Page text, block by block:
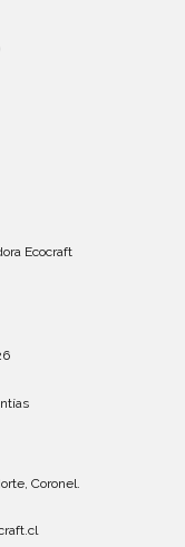
Ecocraft
Coronel.